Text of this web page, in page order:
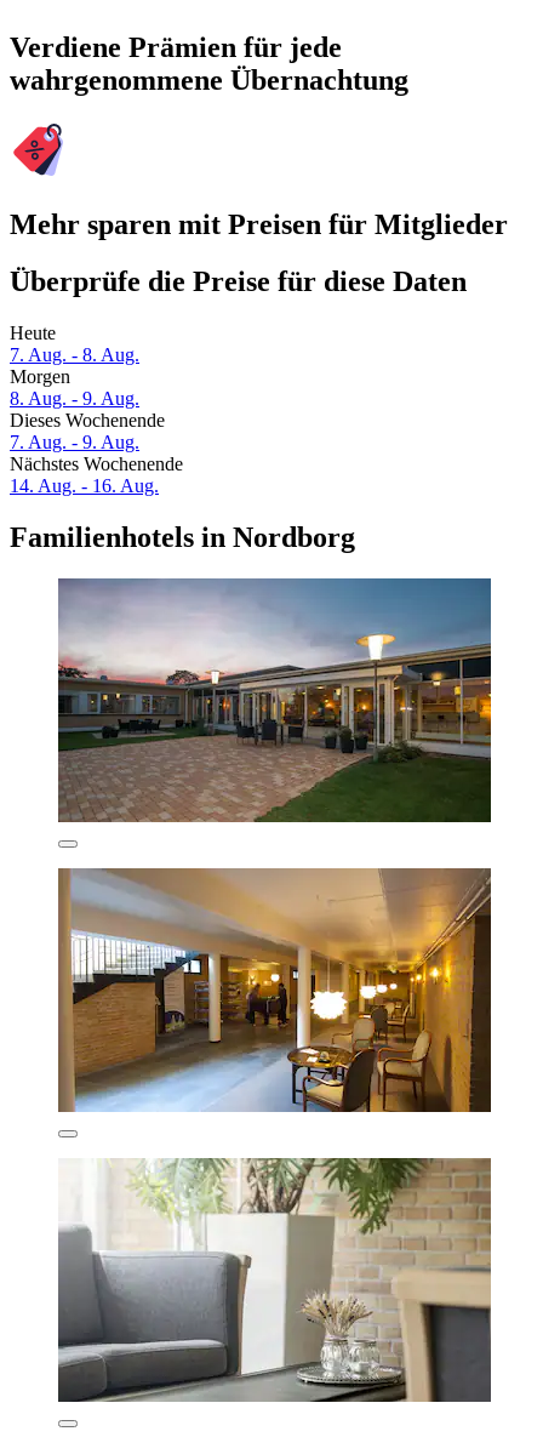
Verdiene Prämien für jede
wahrgenommene Übernachtung
Mehr sparen mit Preisen für Mitglieder
Überprüfe die Preise für diese Daten
Heute
7. Aug. - 8. Aug.
Morgen
8. Aug. - 9. Aug.
Dieses Wochenende
7. Aug. - 9. Aug.
Nächstes Wochenende
14. Aug. - 16. Aug.
Familienhotels in Nordborg